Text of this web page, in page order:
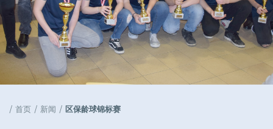
常规
Popular
天窗解决方案
Popular
首页 新闻 区保龄球锦标赛